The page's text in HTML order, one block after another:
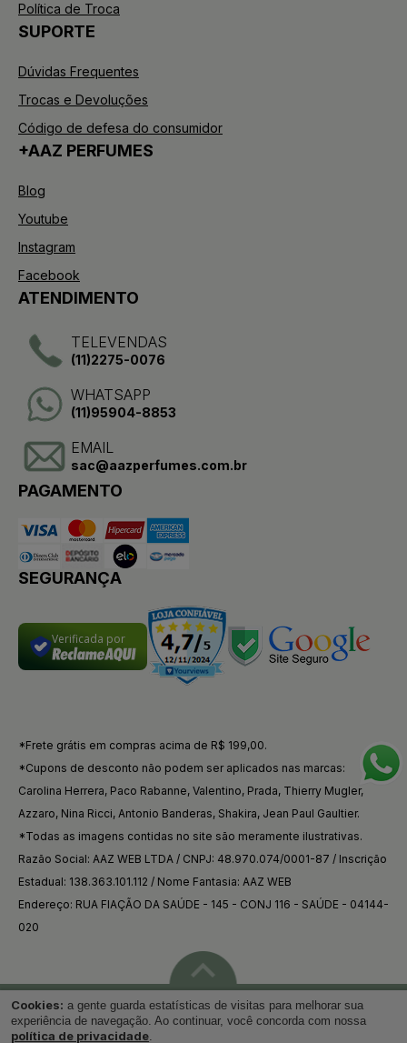
Política de Troca
SUPORTE
Dúvidas Frequentes
Trocas e Devoluções
Código de defesa do consumidor
+AAZ PERFUMES
Blog
Youtube
Instagram
Facebook
ATENDIMENTO
TELEVENDAS
(11)2275-0076
WHATSAPP
(11)95904-8853
EMAIL
sac@aazperfumes.com.br
PAGAMENTO
SEGURANÇA
Verificada por
*Frete grátis em compras acima de R$ 199,00.
*Cupons de desconto não podem ser aplicados nas marcas:
Carolina Herrera, Paco Rabanne, Valentino, Prada, Thierry Mugler,
Azzaro, Nina Ricci, Antonio Banderas, Shakira, Jean Paul Gaultier.
*Todas as imagens contidas no site são meramente ilustrativas.
Razão Social: AAZ WEB LTDA / CNPJ: 48.970.074/0001-87 / Inscrição
Estadual: 138.363.101.112 / Nome Fantasia: AAZ WEB
Endereço: RUA FIAÇÃO DA SAÚDE - 145 - CONJ 116 - SAÚDE - 04144-
020
Voltar ao topo
Cookies: a gente guarda estatísticas de visitas para melhorar sua
experiência de navegação. Ao continuar, você concorda com nossa
política de privacidade.